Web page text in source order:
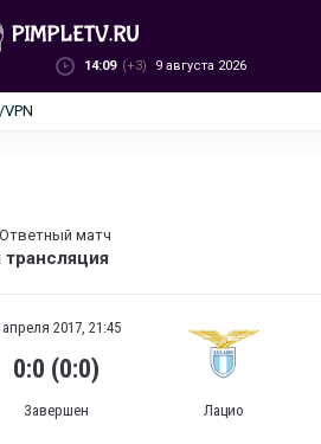
14:09 (+3) 9 августа 2026
матч
апреля 2017, 21:45
0:0 (0:0)
Завершен Лацио